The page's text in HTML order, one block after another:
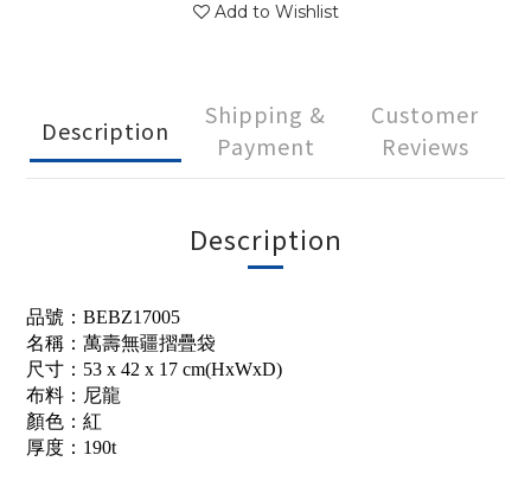
Add to Wishlist
Description
Shipping &
Payment
Customer
Reviews
Description
品號：BEBZ17005
名稱：萬壽無疆摺疊袋
尺寸：53 x 42 x 17 cm(HxWxD)
布料：尼龍
顏色：紅
厚度：190t